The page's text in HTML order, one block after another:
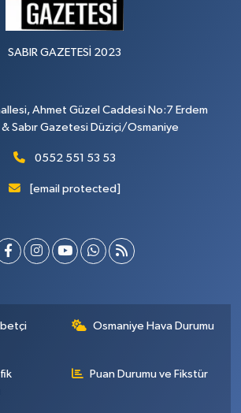
SABIR GAZETESİ 2023
Ahmet Güzel Caddesi No:7 Erdem
Sabır Gazetesi Düziçi/Osmaniye
0552 551 53 53
[email protected]
Osmaniye Hava Durumu
Puan Durumu ve Fikstür